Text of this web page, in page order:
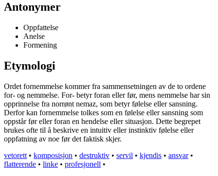
Antonymer
Oppfattelse
Anelse
Formening
Etymologi
Ordet fornemmelse kommer fra sammensetningen av de to ordene
for- og nemmelse. For- betyr foran eller før, mens nemmelse har sin
opprinnelse fra norrønt nemaz, som betyr følelse eller sansning.
Derfor kan fornemmelse tolkes som en følelse eller sansning som
oppstår før eller foran en hendelse eller situasjon. Dette begrepet
brukes ofte til å beskrive en intuitiv eller instinktiv følelse eller
oppfatning av noe før det faktisk skjer.
vetorett • komposisjon • destruktiv • servil • kjendis • ansvar•
flatterende • linke • profesjonell •